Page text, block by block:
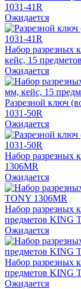
1031-41R
Ожидается
Набор разрезных
кейс, 15
Ожидается
Разрезной ключ
1031-50R
Ожидается
Набор разрезных
1306MR
Ожидается
Набор разрезных
предметов KING
Ожидается
Набор разрезных
предметов KING
Ожидается